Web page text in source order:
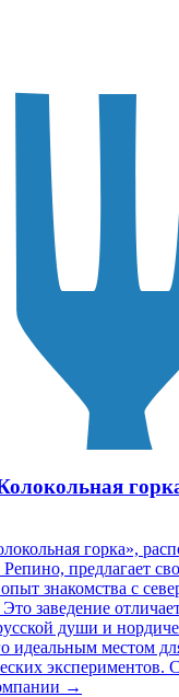
горка»,
предлагает
знакомства с
заведение
души и
идеальным местом
экспериментов.
→